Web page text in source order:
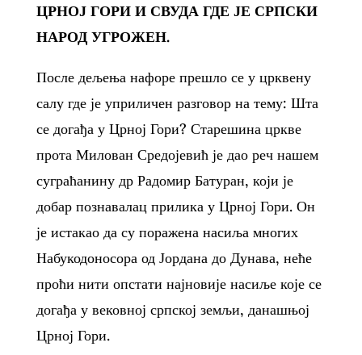
ЦРНОЈ ГОРИ И СВУДА ГДЕ ЈЕ СРПСКИ
НАРОД УГРОЖЕН.
После дељења нафоре прешло се у црквену
салу где је уприличен разговор на тему: Шта
се догађа у Црној Гори? Старешина цркве
прота Милован Средојевић је дао реч нашем
суграћанину др Радомир Батуран, који је
добар познавалац прилика у Црној Гори. Он
је истакао да су поражена насиља многих
Набукодоносора од Јордана до Дунава, неће
проћи нити опстати најновије насиље које се
догађа у вековној српској земљи, данашњој
Црној Гори.